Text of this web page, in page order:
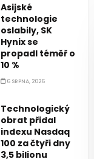
Asijské
technologie
oslabily, SK
Hynix se
propadl téměř o
10 %
6 SRPNA, 2026
Technologický
obrat přidal
indexu Nasdaq
100 za čtyři dny
3,5 bilionu